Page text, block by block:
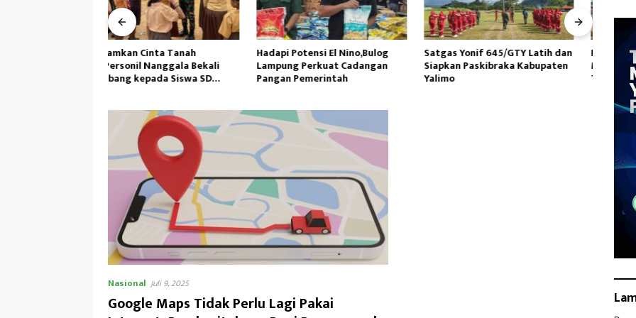
Hadapi Potensi El Nino,Bulog
Lampung Perkuat Cadangan
Pangan Pemerintah
Satgas Yonif 645/GTY Latih dan
Siapkan Paskibraka Kabupaten
Yalimo
Pembangunan Jembatan
Modular di Gunungsitoli Masuki
Tahap Pengecoran Abutmen
Nasional Juli 9, 2025
Google Maps Tidak Perlu Lagi Pakai